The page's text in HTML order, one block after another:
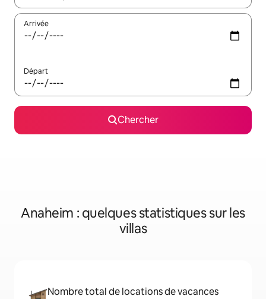
Arrivée
Départ
Chercher
Anaheim : quelques statistiques sur les
villas
Nombre total de locations de vacances